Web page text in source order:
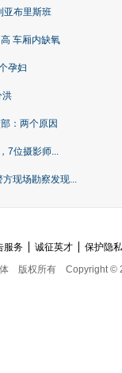
亚布里斯班
车厢内缺氧
孕妇
洪
：两个原因
7位摄影师...
现场勘察发现...
服务 诚征英才
保护隐
版权所有 Copyright ©